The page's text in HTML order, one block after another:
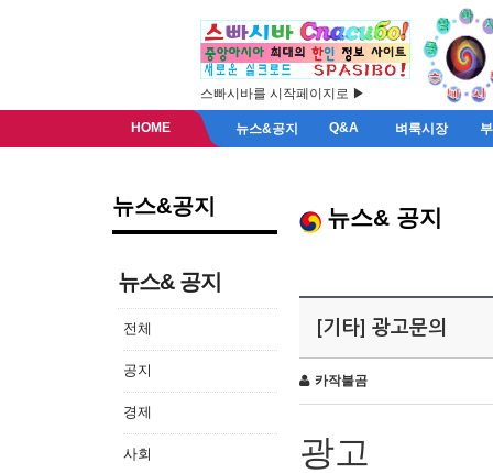
스빠시바를 시작페이지로 ▶
HOME 뉴스&공지 Q&A 벼룩시장
뉴스&공지
뉴스& 공지
전체
공지
경제
사회
뉴스& 공지
[기타] 광고문의
카작불곰
광고